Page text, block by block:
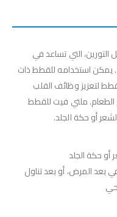
التي تساعد في
يمكن استخدامه للقطط ذات
لتعزيز وظائف القلب
ملتي فيت للقطط
أو حكة الجلد.
حكة الجلد
بعد المرض، أو بعد تناول